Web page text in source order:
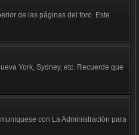
de las páginas del foro. Este
York, Sydney, etc. Recuerde que
con La Administración para